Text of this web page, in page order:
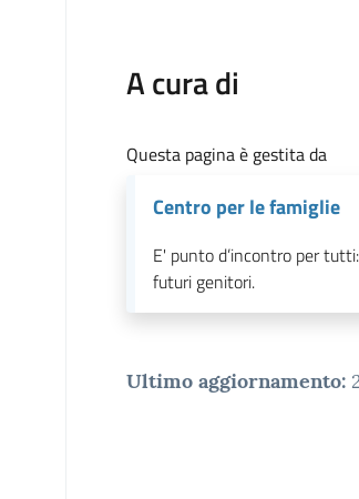
A cura di
Questa pagina è gestita da
Centro per le famiglie
E' punto d’incontro per
futuri genitori.
Ultimo aggiornamento: